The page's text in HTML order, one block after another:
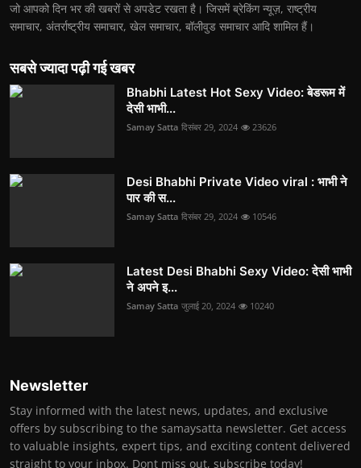
जो आपको दिन भर की खबरों से अपडेट रखता है। जिसमें ब्रेकिंग न्यूज़, राष्ट्रीय
समाचार, अंतर्राष्ट्रीय समाचार, खेल समाचार, बॉलीवुड समाचार आदि शामिल हैं।
सबसे ज्यादा पढ़ी गई खबर
Bhabhi Latest Hot Sexy Video: बेडरूम में
देसी भाभी...
Samay Satta दिसंबर 29, 2024 23626
Desi Bhabhi Private Video viral : भाभी ने
पार की स...
Samay Satta दिसंबर 29, 2024 10546
Latest Desi Bhabhi Sexy Video: देसी भाभी
ने अपने इ...
Samay Satta जुलाई 20, 2024 10240
Newsletter
Stay informed with the latest news, updates, and exclusive
offers by subscribing to the samaysatta newsletter. Get access
to valuable insights, expert tips, and exciting content delivered
straight to your inbox. Dont miss out, subscribe today!